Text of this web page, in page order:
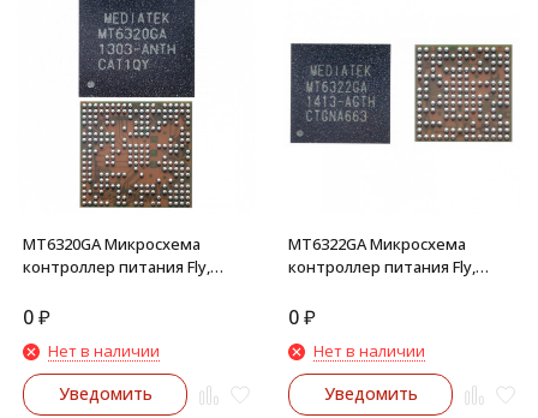
MT6320GA Микросхема
контроллер питания Fly,
0₽
Нет в наличии
Уведомить
MT6322GA Микросхема
контроллер питания Fly,
0₽
Нет в наличии
Уведомить